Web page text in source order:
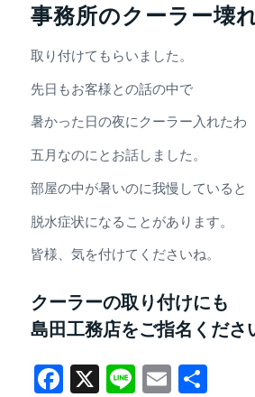
事務所のクーラー壊
取り付けてもらいました。
先日もお客様との話の中で
暑かった日の夜にクーラー入れたわ
五月なのにとお話しました。
部屋の中が暑いのに我慢していると
脱水症状になることがあります。
皆様、気を付けてくださいね。
クーラーの取り付けにも
島田工務店をご指名くださ
Facebook
X LineEmail